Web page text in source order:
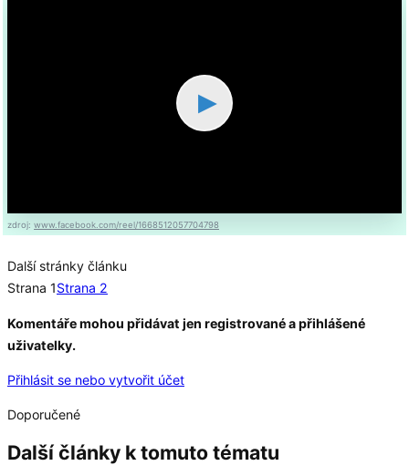
▶
zdroj: www.facebook.com/reel/1668512057704798
Další stránky článku
Strana 1Strana 2
Komentáře mohou přidávat jen registrované a přihlášené
uživatelky.
Přihlásit se nebo vytvořit účet
Doporučené
Další články k tomuto tématu